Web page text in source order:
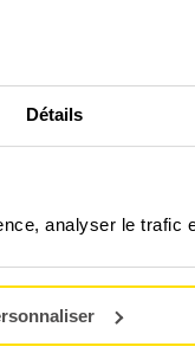
Détails
analyser le trafic